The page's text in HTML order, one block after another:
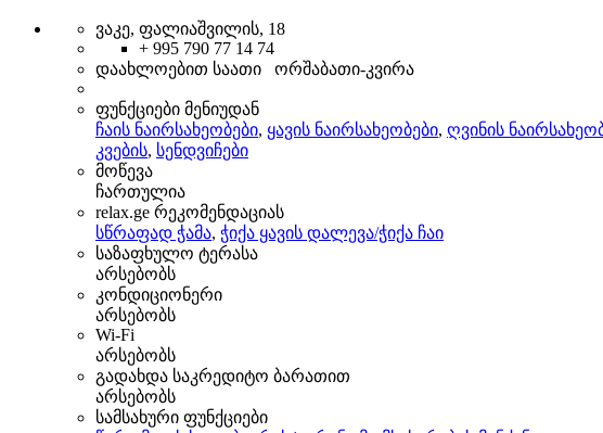
ვაკე, ფალიაშვილის, 18
+ 995 790 77 14 74
დაახლოებით საათი ორშაბათი-კვირა
ფუნქციები მენიუდან
ჩაის ნაირსახეობები, ყავის ნაირსახეობები, ღვინის
კვების, სენდვიჩები
მოწევა
ჩართულია
relax.ge რეკომენდაციას
სწრაფად ჭამა, ჭიქა ყავის დალევა/ჭიქა ჩაი
საზაფხულო ტერასა
არსებობს
კონდიციონერი
არსებობს
Wi-Fi
არსებობს
გადახდა საკრედიტო ბარათით
არსებობს
სამსახური ფუნქციები